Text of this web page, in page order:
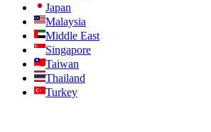
Japan
Malaysia
Middle East
Singapore
Taiwan
Thailand
Turkey